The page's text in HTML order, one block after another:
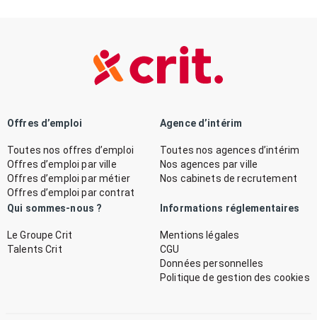
Offres d’emploi
Toutes nos offres d’emploi
Offres d’emploi par ville
Offres d’emploi par métier
Offres d’emploi par contrat
Agence d’intérim
Toutes nos agences d’intérim
Nos agences par ville
Nos cabinets de recrutement
Qui sommes-nous ?
Le Groupe Crit
Talents Crit
Informations réglementaires
Mentions légales
CGU
Données personnelles
Politique de gestion des cookies